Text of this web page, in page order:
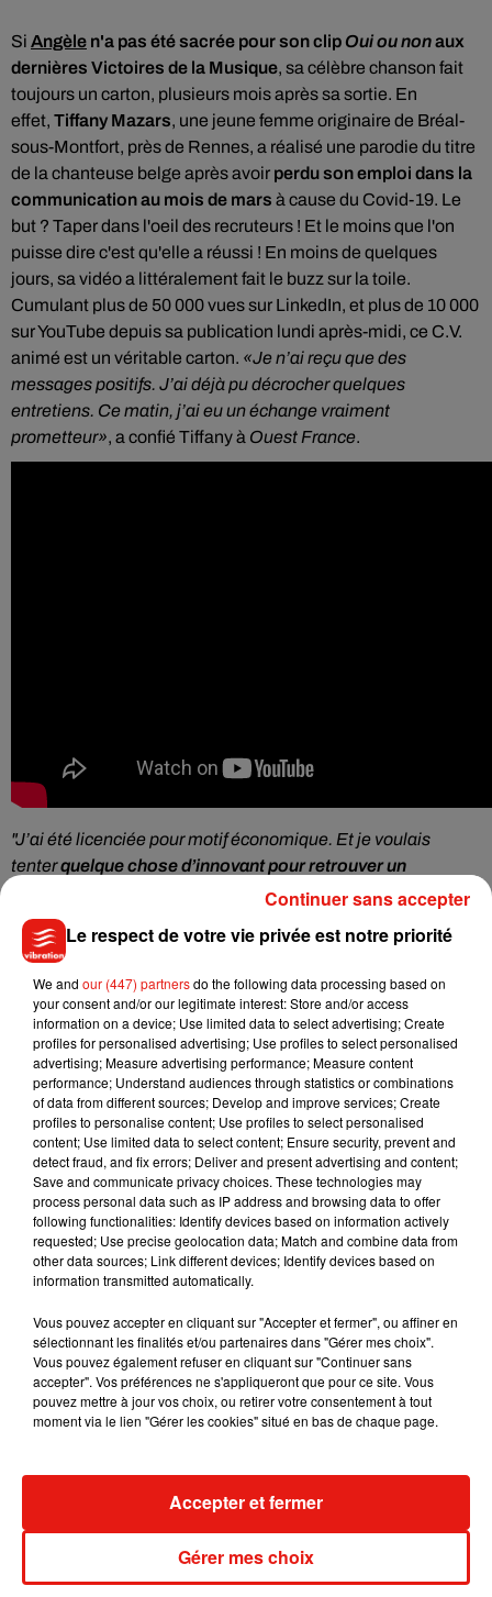
Si Angèle n'a pas été sacrée pour son clip Oui ou nonaux
dernières Victoires de la Musique, sa célèbre chanson fait
toujours un carton, plusieurs mois après sa sortie. En
effet, Tiffany Mazars, une jeune femme originaire de Bréal-
sous-Montfort, près de Rennes, a réalisé une parodie du titre
de la chanteuse belge après avoir perdu son emploi dans la
communication au mois de mars à cause du Covid-19. Le
but ? Taper dans l'oeil des recruteurs ! Et le moins que l'on
puisse dire c'est qu'elle a réussi ! En moins de quelques
jours, sa vidéo a littéralement fait le buzz sur la toile.
Cumulant plus de 50 000 vues sur LinkedIn, et plus de 10 000
sur YouTube depuis sa publication lundi après-midi, ce C.V.
animé est un véritable carton.
Je n’ai reçu que des
messages positifs. J’ai déjà pu décrocher quelques
entretiens. Ce matin, j’ai eu un échange vraiment
prometteur , a confié Tiffany à Ouest France.
"J’ai été licenciée pour motif économique. Et je voulais
tenterquelque chose d’innovant pour retrouver un
dans le domaine de la com’ et de la RSE
(Responsabilité sociétale des entreprises, ndlr)",
continué aurpès du site régional Actu Rennes."Ma fille de
et j’ai fait la vidéo en 30 minutes. Je tiens tout de même à
m’excuser auprès d’Angèle d’avoir détruit sa chanson !", a
lâché Tiffany. Atteinte de fribromyalgie, une maladie
chronique entraînant des douleurs musculaires et
articulaires, la jeune femme milite pour le télétravail."Le
seul mode de fonctionnement qui me convienne est le
télétravail total. Forcément, ça me discrimine sur le
marché du travail. C’est aussi ça mon combat : montrer
que le handicap n’empêche pas d’être plein de ressources"
a-t-elle confié àOuest France.
Avis aux recruteurs ! Son profil vous intéresse ? Vous pouvez
la contacter à cette adresse :t.mazarspro@gmail.com
Musique
5 août 2026
Benny Blanco invite Selena Gomez et
Becky G sur son nouveau single
Le respect de votre vie privée est notre priorité
We and our (447) partnersdo the following data processing based on
your consent and/or our legitimate interest: Store and/or access
information on a device; Use limited data to select advertising; Create
profiles for personalised advertising; Use profiles to select personalised
advertising; Measure advertising performance; Measure content
performance; Understand audiences through statistics or combinations
of data from different sources; Develop and improve services; Create
profiles to personalise content; Use profiles to select personalised
content; Use limited data to select content; Ensure security, prevent and
detect fraud, and fix errors; Deliver and present advertising and content;
Save and communicate privacy choices. These technologies may
process personal data such as IP address and browsing data to offer
following functionalities: Identify devices based on information actively
requested; Use precise geolocation data; Match and combine data from
other data sources; Link different devices; Identify devices based on
information transmitted automatically.
Vous pouvez accepter en cliquant sur "Accepter et fermer", ou affiner en
sélectionnant les finalités et/ou partenaires dans "Gérer mes choix".
Vous pouvez également refuser en cliquant sur "Continuer sans
accepter". Vos préférences ne s'appliqueront que pour ce site. Vous
pouvez mettre à jour vos choix, ou retirer votre consentement à tout
moment via le lien "Gérer les cookies" situé en bas de chaque page.
Gérer mes choix
Accepter et fermer
Continuer sans accepter